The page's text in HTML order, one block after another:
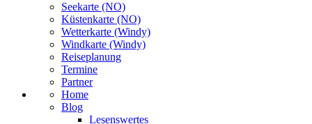
Seekarte (NO)
Küstenkarte (NO)
Wetterkarte (Windy)
Windkarte (Windy)
Reiseplanung
Termine
Partner
Home
Blog
Lesenswertes